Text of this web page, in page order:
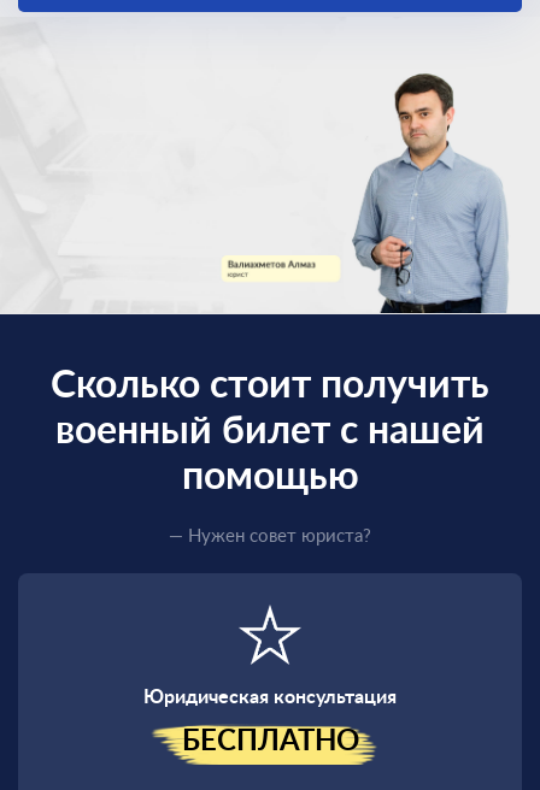
Сколько стоит получить
военный билет с нашей
помощью
— Нужен совет юриста?
Юридическая консультация
БЕСПЛАТНО